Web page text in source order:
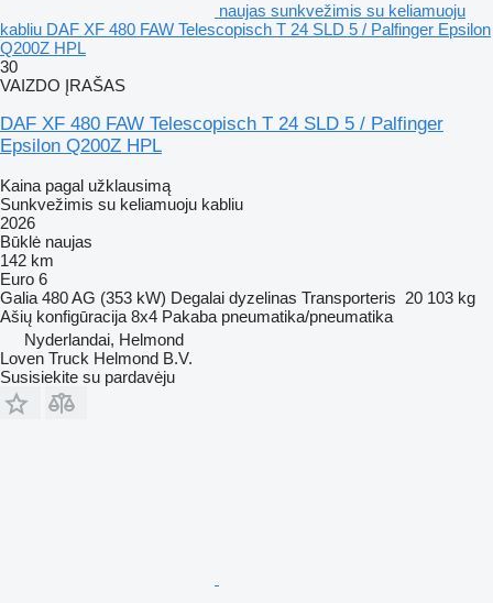
naujas sunkvežimis su keliamuoju
kabliu DAF XF 480 FAW Telescopisch T 24 SLD 5 / Palfinger Epsilon
Q200Z HPL
30
VAIZDO ĮRAŠAS
DAF XF 480 FAW Telescopisch T 24 SLD 5 / Palfinger
Epsilon Q200Z HPL
Kaina pagal užklausimą
Sunkvežimis su keliamuoju kabliu
2026
Būklė naujas
142 km
Euro 6
Galia 480 AG (353 kW) Degalai dyzelinas Transporteris 20 103 kg
Ašių konfigūracija 8x4 Pakaba pneumatika/pneumatika
Nyderlandai, Helmond
Loven Truck Helmond B.V.
Susisiekite su pardavėju